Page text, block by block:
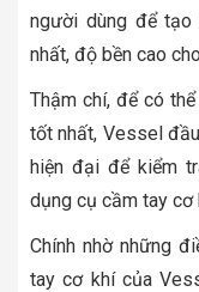
người dùng để
nhất, độ bền cao
Thậm chí, để có
tốt nhất, Vessel
hiện đại để kiểm
dụng cụ cầm tay
Chính nhờ những
tay cơ khí của